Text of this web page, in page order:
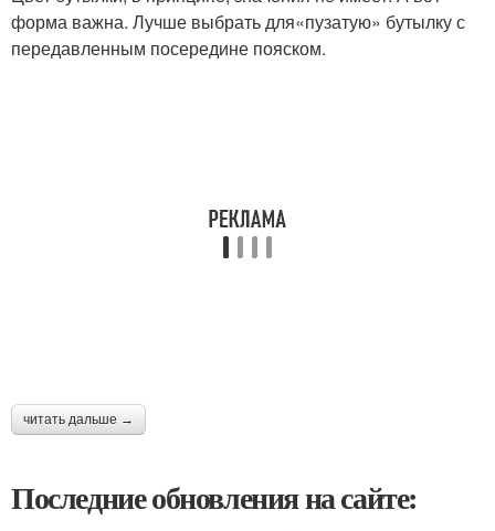
форма важна. Лучше выбрать для«пузатую» бутылку с
передавленным посередине пояском.
читать дальше →
Последние обновления на сайте: